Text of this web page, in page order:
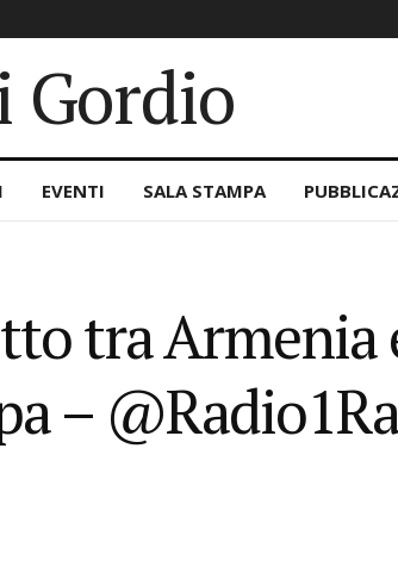
EVENTI SALA STAMPA
tra Armenia
–